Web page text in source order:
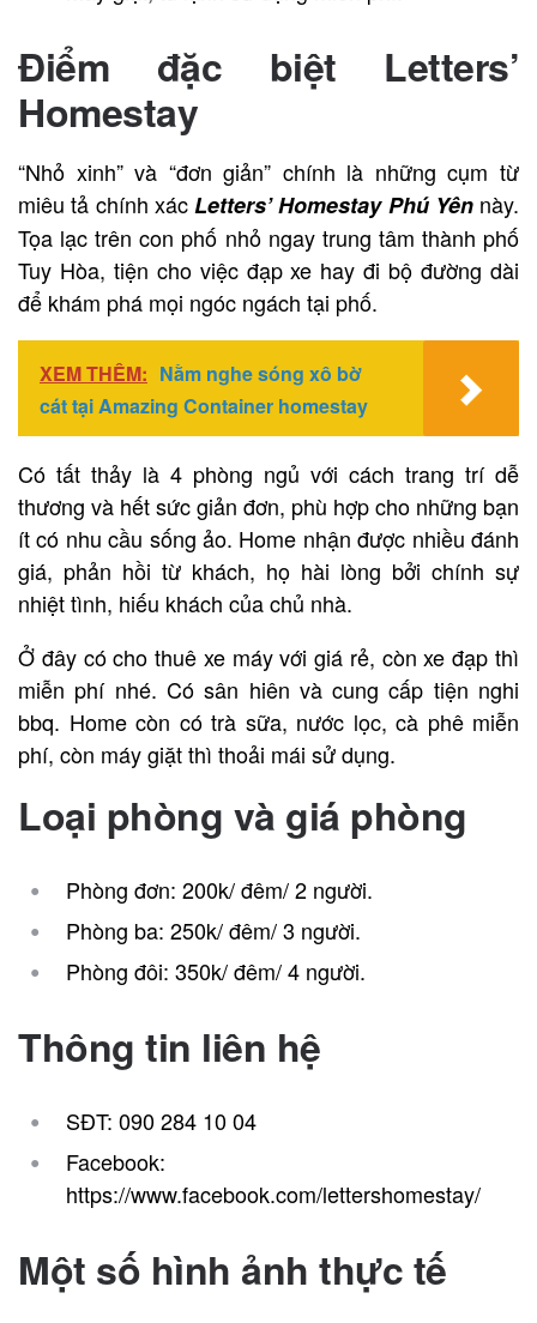
Điểm đặc biệt Letters’
Homestay
“Nhỏ xinh” và “đơn giản” chính là những cụm từ
miêu tả chính xácLetters’ Homestay Phú Yên này.
Tọa lạc trên con phố nhỏ ngay trung tâm thành phố
Tuy Hòa, tiện cho việc đạp xe hay đi bộ đường dài
để khám phá mọi ngóc ngách tại phố.
XEM THÊM: Nằm nghe sóng xô bờ
cát tại Amazing Container homestay
Có tất thảy là 4 phòng ngủ với cách trang trí dễ
thương và hết sức giản đơn, phù hợp cho những bạn
ít có nhu cầu sống ảo. Home nhận được nhiều đánh
giá, phản hồi từ khách, họ hài lòng bởi chính sự
nhiệt tình, hiếu khách của chủ nhà.
Ở đây có cho thuê xe máy với giá rẻ, còn xe đạp thì
miễn phí nhé. Có sân hiên và cung cấp tiện nghi
bbq. Home còn có trà sữa, nước lọc, cà phê miễn
phí, còn máy giặt thì thoải mái sử dụng.
Loại phòng và giá phòng
Phòng đơn: 200k/ đêm/ 2 người.
Phòng ba: 250k/ đêm/ 3 người.
Phòng đôi: 350k/ đêm/ 4 người.
Thông tin liên hệ
SĐT: 090 284 10 04
Facebook:
https://www.facebook.com/lettershomestay/
Một số hình ảnh thực tế